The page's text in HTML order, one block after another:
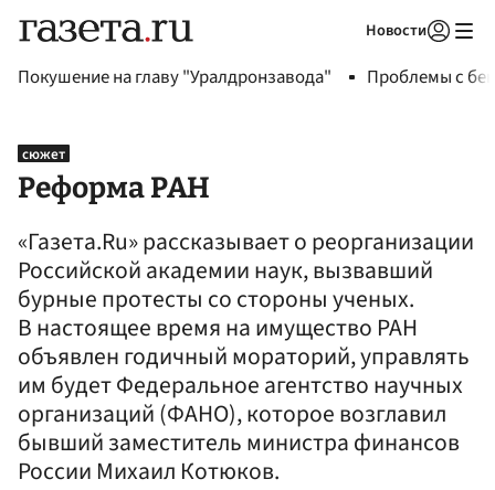
Новости
Покушение на главу "Уралдронзавода" Проблемы с
сюжет
Реформа РАН
«Газета.Ru» рассказывает о реорганизации
Российской академии наук, вызвавший
бурные протесты со стороны ученых.
В настоящее время на имущество РАН
объявлен годичный мораторий, управлять
им будет Федеральное агентство научных
организаций (ФАНО), которое возглавил
бывший заместитель министра финансов
России Михаил Котюков.